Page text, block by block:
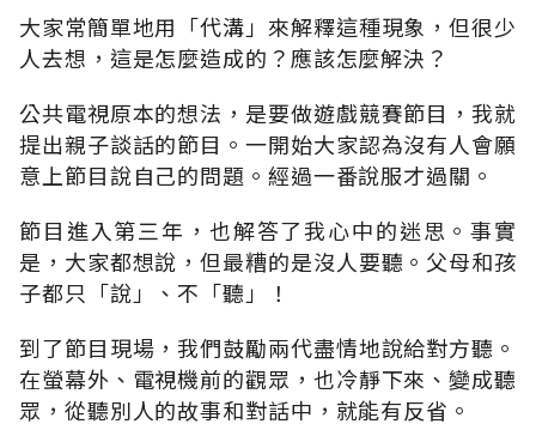
大家常簡單地用「代溝」來解釋這種現象，但很少
人去想，這是怎麼造成的？應該怎麼解決？
公共電視原本的想法，是要做遊戲競賽節目，我就
提出親子談話的節目。一開始大家認為沒有人會願
意上節目說自己的問題。經過一番說服才過關。
節目進入第三年，也解答了我心中的迷思。事實
是，大家都想說，但最糟的是沒人要聽。父母和孩
子都只「說」、不「聽」！
到了節目現場，我們鼓勵兩代盡情地說給對方聽。
在螢幕外、電視機前的觀眾，也冷靜下來、變成聽
眾，從聽別人的故事和對話中，就能有反省。